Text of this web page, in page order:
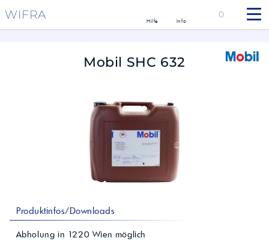
WIFRA Hilfe Info
0
Mobil SHC 632
Produktinfos/Downloads
Abholung in 1220 Wien möglich